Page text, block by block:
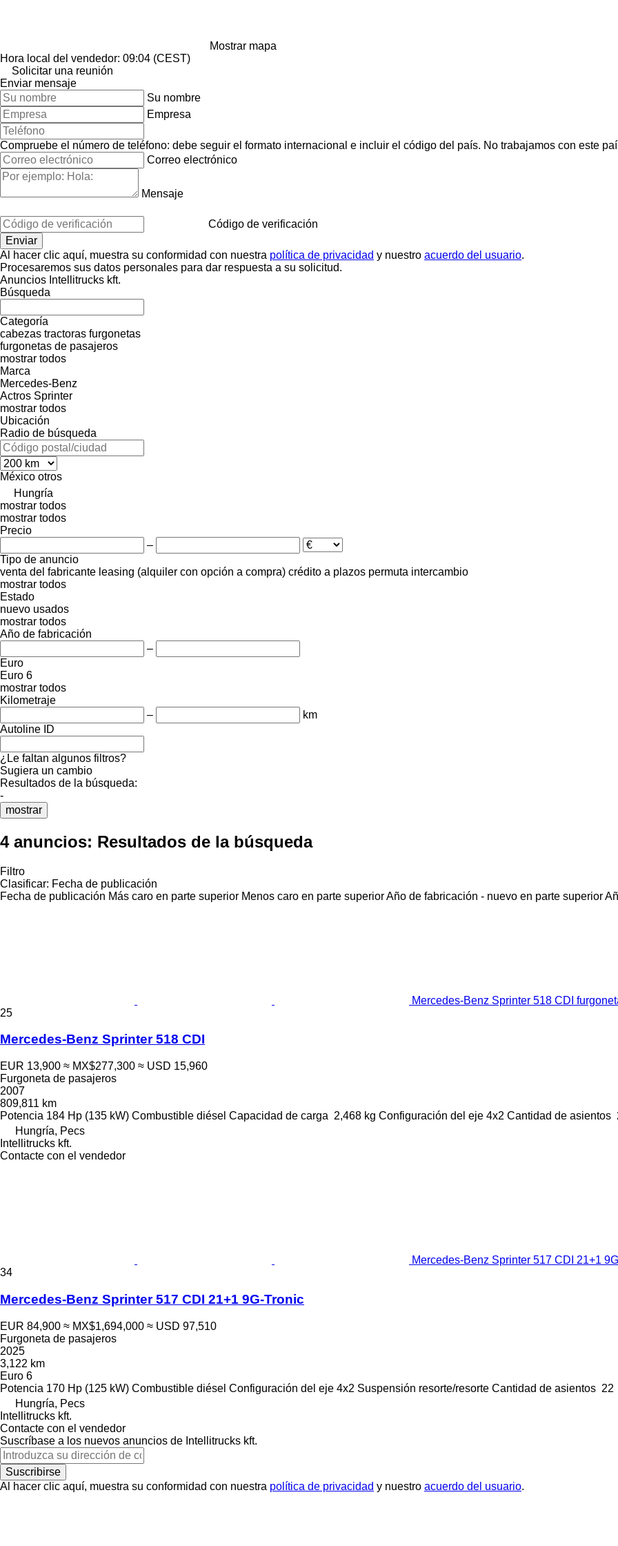
Mostrar mapa
Hora local del vendedor: 09:04 (CEST)
Solicitar una reunión
Enviar mensaje
Su nombre
Empresa
Compruebe el número de teléfono: debe seguir el formato internacional e incluir el código del país. No trabajamos con este
Correo electrónico
Mensaje
Código de verificación
Al hacer clic aquí, muestra su conformidad con nuestra política de privacidad y nuestro acuerdo del usuario.
Procesaremos sus datos personales para dar respuesta a su solicitud.
Anuncios Intellitrucks kft.
Búsqueda
Categoría
cabezas tractoras furgonetas
furgonetas de pasajeros
mostrar todos
Marca
Mercedes-Benz
Actros Sprinter
mostrar todos
Ubicación
Radio de búsqueda
México otros
Hungría
mostrar todos
mostrar todos
Precio
–
Tipo de anuncio
venta del fabricante leasing (alquiler con opción a compra) crédito a plazos permuta intercambio
mostrar todos
Estado
nuevo usados
mostrar todos
Año de fabricación
–
Euro
Euro 6
mostrar todos
Kilometraje
–
km
Autoline ID
¿Le faltan algunos filtros?
Sugiera un cambio
Resultados de la búsqueda:
-
mostrar
4 anuncios: Resultados de la búsqueda
Filtro
Clasificar: Fecha de publicación
Fecha de publicación Más caro en parte superior Menos caro en parte superiorAño de fabricación - nuevo en parte superior
Mercedes-Benz Sprinter 518 CDI
25
Mercedes-Benz Sprinter 518 CDI
EUR 13,900 ≈ MX$277,300 ≈ USD 15,960
Furgoneta de pasajeros
2007
809,811 km
Potencia 184 Hp (135 kW) Combustible diésel Capacidad de carga 2,468 kg Configuración del eje 4x2 Cantidad de asientos
Hungría, Pecs
Intellitrucks kft.
Contacte con el vendedor
Mercedes-Benz Sprinter 517 CDI 21+1
34
Mercedes-Benz Sprinter 517 CDI 21+1 9G-Tronic
EUR 84,900 ≈ MX$1,694,000 ≈ USD 97,510
Furgoneta de pasajeros
2025
3,122 km
Euro 6
Potencia 170 Hp (125 kW) Combustible diésel Configuración del eje 4x2 Suspensión resorte/resorte Cantidad de asientos 22
Hungría, Pecs
Intellitrucks kft.
Contacte con el vendedor
Suscríbase a los nuevos anuncios de Intellitrucks kft.
Suscribirse
Al hacer clic aquí, muestra su conformidad con nuestra política de privacidad y nuestro acuerdo del usuario.